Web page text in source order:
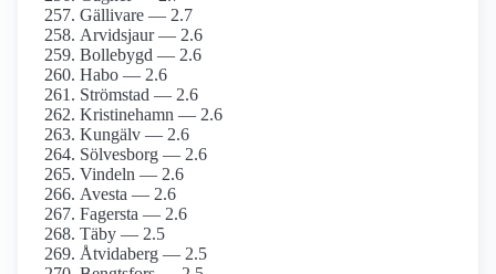
Gällivare — 2.7
Arvidsjaur — 2.6
Bollebygd — 2.6
Habo — 2.6
Strömstad — 2.6
Kristinehamn — 2.6
Kungälv — 2.6
Sölvesborg — 2.6
Vindeln — 2.6
Avesta — 2.6
Fagersta — 2.6
Täby — 2.5
Åtvidaberg — 2.5